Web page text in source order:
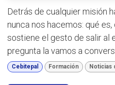
Detrás de cualquier misión
nunca nos hacemos: qué
sostiene el gesto de salir al
pregunta la vamos a
Cebitepal Formación Noticias